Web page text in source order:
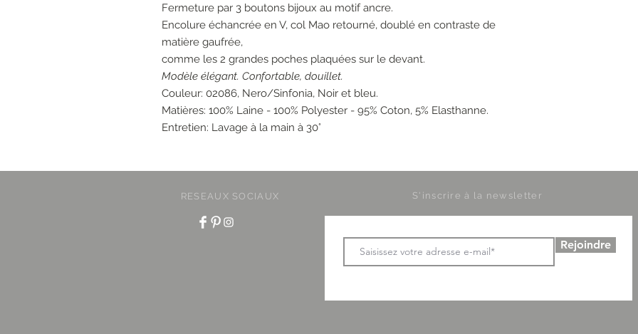
Fermeture par 3 boutons bijoux au motif ancre.
Encolure échancrée en V, col Mao retourné, doublé en contraste de
matière gaufrée,
comme les 2 grandes poches plaquées sur le devant.
Modèle élégant. Confortable, douillet.
Couleur: 02086, Nero/Sinfonia, Noir et bleu.
Matières: 100% Laine - 100% Polyester - 95% Coton, 5% Elasthanne.
Entretien: Lavage à la main à 30°
RESEAUX SOCIAUX S'inscrire à la newsletter
Rejoindre